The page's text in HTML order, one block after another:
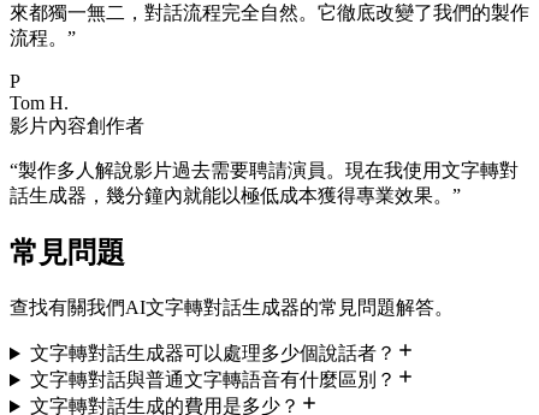
來都獨一無二，對話流程完全自然。它徹底改變了我們的製作
流程。 ”
P
Tom H.
影片內容創作者
“製作多人解說影片過去需要聘請演員。現在我使用文字轉對
話生成器，幾分鐘內就能以極低成本獲得專業效果。 ”
常見問題
查找有關我們AI文字轉對話生成器的常見問題解答。
文字轉對話生成器可以處理多少個說話者？
文字轉對話與普通文字轉語音有什麼區別？
文字轉對話生成的費用是多少？